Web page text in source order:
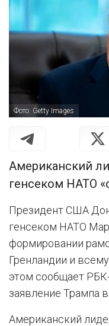
Фото: Getty Images
Американский
генсеком НАТО
Президент США
генсеком НАТО
формировании
Гренландии и
этом сообщает
заявление Трампа
Американский